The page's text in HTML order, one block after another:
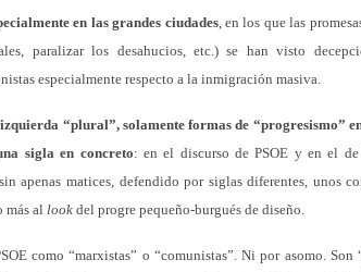
en las grandes ciudades, en los que las
paralizar los desahucios, etc.) se han visto
especialmente respecto a la inmigración masiva.
“plural”, solamente formas de “progresismo”
sigla en concreto: en el discurso de PSOE y en el de
apenas matices, defendido por siglas diferentes, unos
más al look del progre pequeño-burgués de diseño.
como “marxistas” o “comunistas”. Ni por asomo. Son